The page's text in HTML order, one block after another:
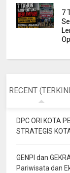
7
RECENT
DPC ORI KOTA
STRATEGIS
GENPI dan
Pariwisata dan